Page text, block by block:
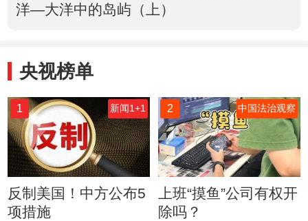
洋—大洋中的岛屿（上）
央视榜单
1 新闻1+1
反制美国！中方公布5
项措施
2 中国法治观察
上班“摸鱼”公司有权开
除吗？